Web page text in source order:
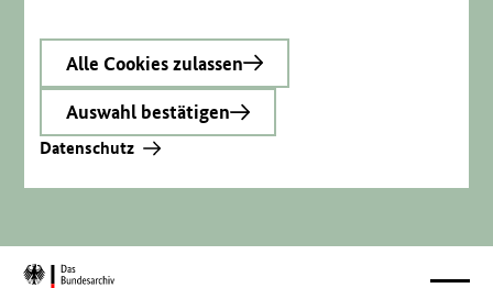
Alle Cookies zulassen
Auswahl bestätigen
Datenschutz
Zur